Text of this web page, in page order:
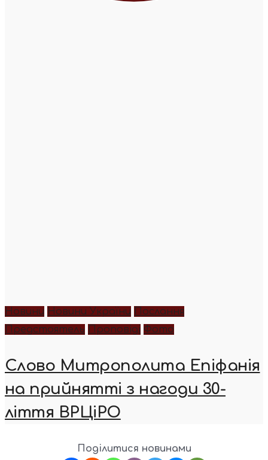
Новини Новини України
Послання
Предстоятель
Проповіді Фото
Слово Митрополита Епіфанія
на прийнятті з нагоди 30-
ліття ВРЦіРО
Поділитися новинами